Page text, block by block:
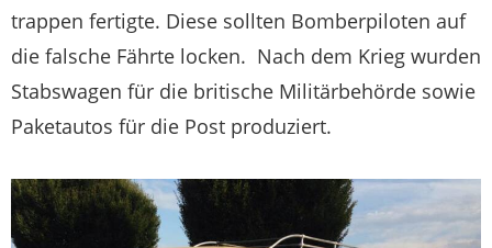
trappen fertigte. Diese sollten Bomberpiloten auf
die falsche Fährte locken. Nach dem Krieg wurden
Stabswagen für die britische Militärbehörde sowie
Paketautos für die Post produziert.